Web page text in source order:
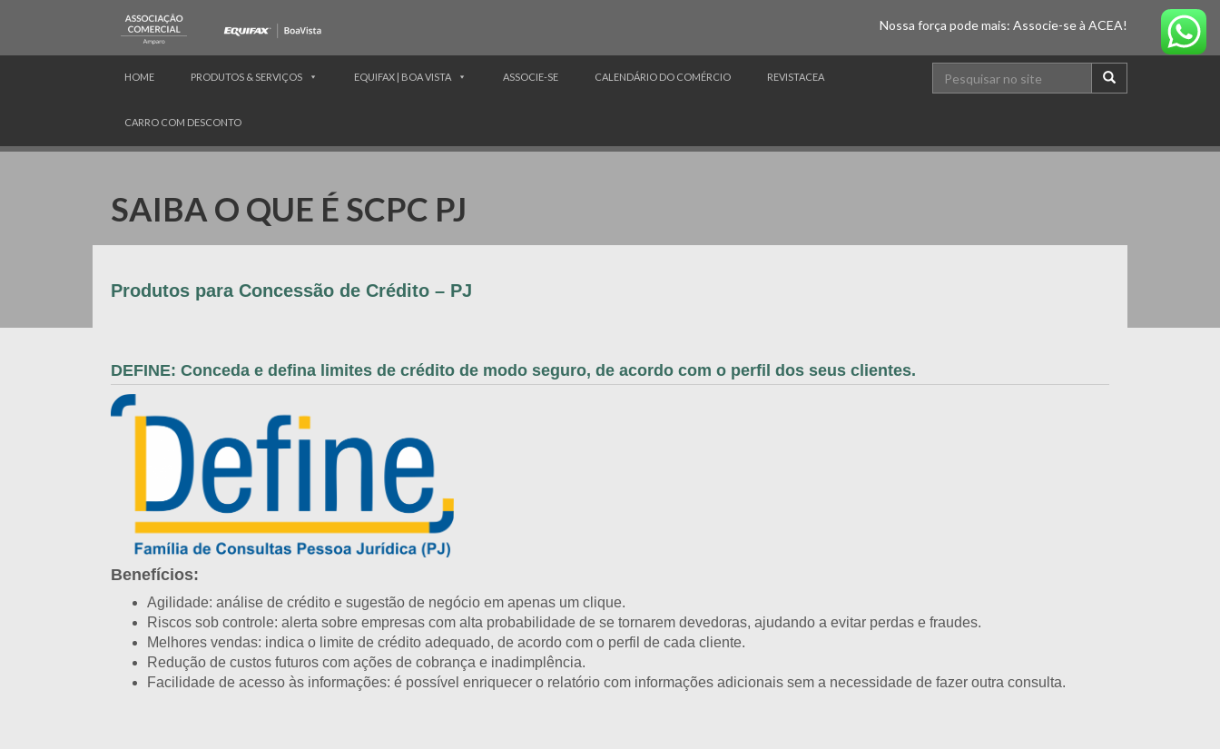
Nossa força pode mais: Associe-se à ACEA!
HOME PRODUTOS & SERVIÇOS EQUIFAX | BOA VISTA ASSOCIE-SE CALENDÁRIO DO COMÉRCIO REVISTACEA
CARRO COM DESCONTO
SAIBA O QUE É SCPC PJ
Produtos para Concessão de Crédito – PJ
DEFINE: Conceda e defina limites de crédito de modo seguro, de acordo com o perfil dos seus clientes.
Benefícios:
Agilidade: análise de crédito e sugestão de negócio em apenas um clique.
Riscos sob controle: alerta sobre empresas com alta probabilidade de se tornarem devedoras, ajudando a evitar perdas e fraudes.
Melhores vendas: indica o limite de crédito adequado, de acordo com o perfil de cada cliente.
Redução de custos futuros com ações de cobrança e inadimplência.
Facilidade de acesso às informações: é possível enriquecer o relatório com informações adicionais sem a necessidade de fazer outra consulta.